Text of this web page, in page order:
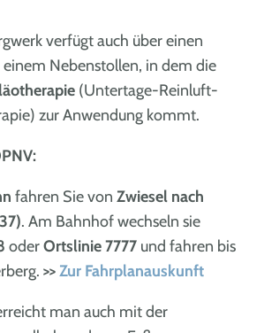
verfügt auch über einen
einem Nebenstollen, in dem die
(Untertage-Reinluft-
zur Anwendung kommt.
fahren Sie von Zwiesel nach
. Am Bahnhof wechseln sie
oderOrtslinie 7777 und fahren bis
>>Zur Fahrplanauskunft
man auch mit der